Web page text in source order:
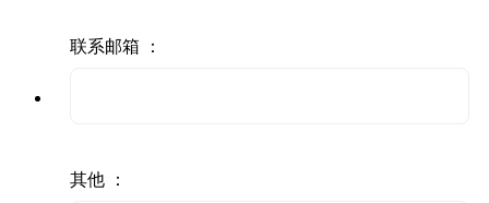
联系邮箱 ：
其他 ：